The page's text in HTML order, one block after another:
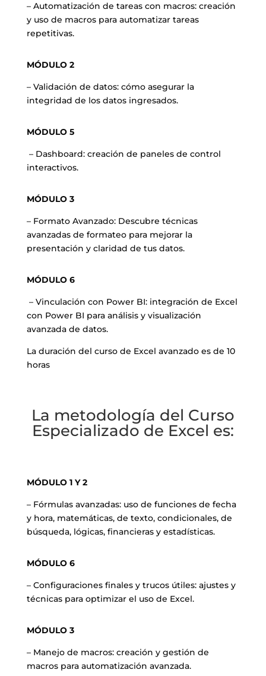
– Automatización de tareas con macros: creación
y uso de macros para automatizar tareas
repetitivas.
MÓDULO 2
– Validación de datos: cómo asegurar la
integridad de los datos ingresados.
MÓDULO 5
– Dashboard: creación de paneles de control
interactivos.
MÓDULO 3
– Formato Avanzado: Descubre técnicas
avanzadas de formateo para mejorar la
presentación y claridad de tus datos.
MÓDULO 6
– Vinculación con Power BI: integración de Excel
con Power BI para análisis y visualización
avanzada de datos.
La duración del curso de Excel avanzado es de 10
horas
La metodología del Curso
Especializado de Excel es:
MÓDULO 1 Y 2
– Fórmulas avanzadas: uso de funciones de fecha
y hora, matemáticas, de texto, condicionales, de
búsqueda, lógicas, financieras y estadísticas.
MÓDULO 6
– Configuraciones finales y trucos útiles: ajustes y
técnicas para optimizar el uso de Excel.
MÓDULO 3
– Manejo de macros: creación y gestión de
macros para automatización avanzada.